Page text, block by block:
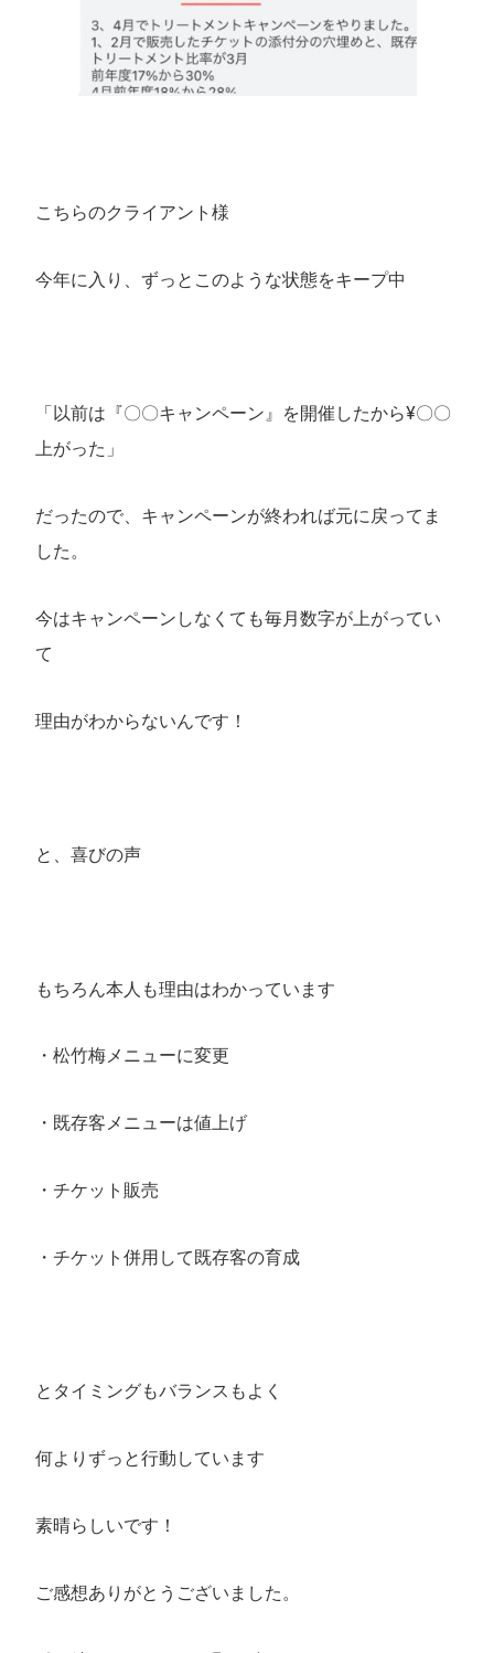
こちらのクライアント様
今年に入り、ずっとこのような状態をキープ中
「以前は『〇〇キャンペーン』を開催したから¥〇〇
上がった」
だったので、キャンペーンが終われば元に戻ってま
した。
今はキャンペーンしなくても毎月数字が上がってい
て
理由がわからないんです！
と、喜びの声
もちろん本人も理由はわかっています
・松竹梅メニューに変更
・既存客メニューは値上げ
・チケット販売
・チケット併用して既存客の育成
とタイミングもバランスもよく
何よりずっと行動しています
素晴らしいです！
ご感想ありがとうございました。